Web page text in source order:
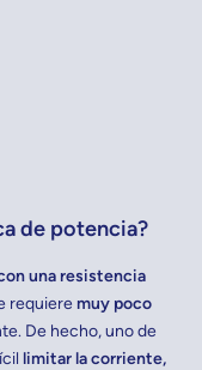
de potencia?
una resistencia
requieremuy poco
De hecho, uno de
limitar la corriente,